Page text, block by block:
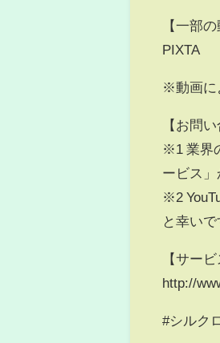
【一部
PIXTA
※動画に
【お問
※1 業界
ービス」
※2
と幸いで
【サー
http://
#シルク